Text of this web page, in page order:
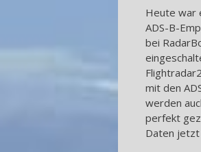
Heute war
ADS-B-
bei
mit den
werden
perfekt
Daten jetzt